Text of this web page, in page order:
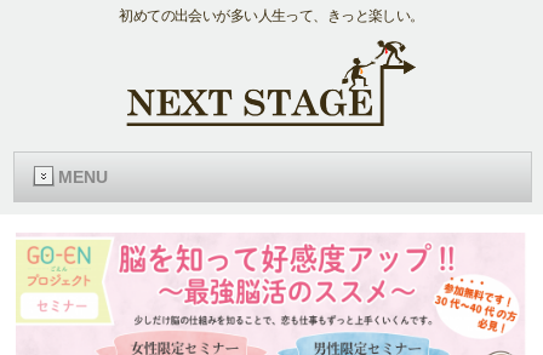
初めての出会いが多い人生って、きっと楽しい。
MENU